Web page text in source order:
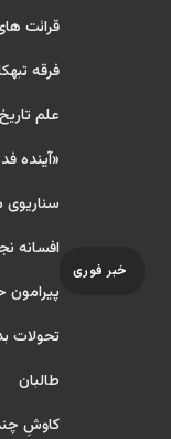
خبر فوری
قرائت
فرقه
علم تاریخ
«آینده
افسانه
تحولات
طالبان
کاوشِ